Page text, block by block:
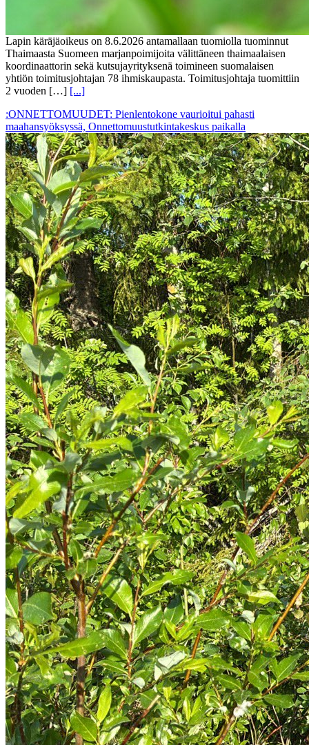
Lapin käräjäoikeus on 8.6.2026 antamallaan tuomiolla tuominnut
Thaimaasta Suomeen marjanpoimijoita välittäneen thaimaalaisen
koordinaattorin sekä kutsujayrityksenä toimineen suomalaisen
yhtiön toimitusjohtajan 78 ihmiskaupasta. Toimitusjohtaja tuomittiin
2 vuoden […] [...]
:ONNETTOMUUDET: Pienlentokone vaurioitui pahasti
maahansyöksyssä, Onnettomuustutkintakeskus paikalla